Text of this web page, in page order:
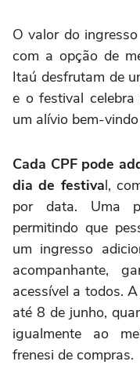
O valor do
com a opção de
Itaú desfrutam de
e o festival
um alívio bem-
Cada CPF pode
dia de festival,
por data. Uma
permitindo que
um ingresso
acompanhante,
acessível a todos.
até 8 de junho,
igualmente ao
frenesi de compras.